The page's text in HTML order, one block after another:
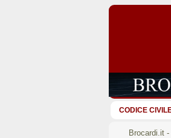
CODICE
Brocardi.it